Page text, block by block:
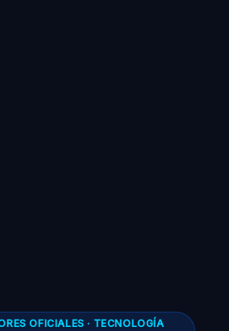
OFICIALES · TECNOLOGÍA